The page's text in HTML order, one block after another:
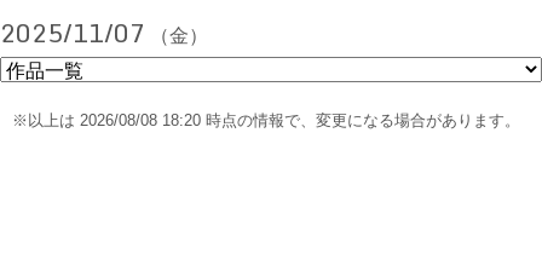
2025/11/07 （金）
※以上は 2026/08/08 18:20 時点の情報で、変更になる場合があります。